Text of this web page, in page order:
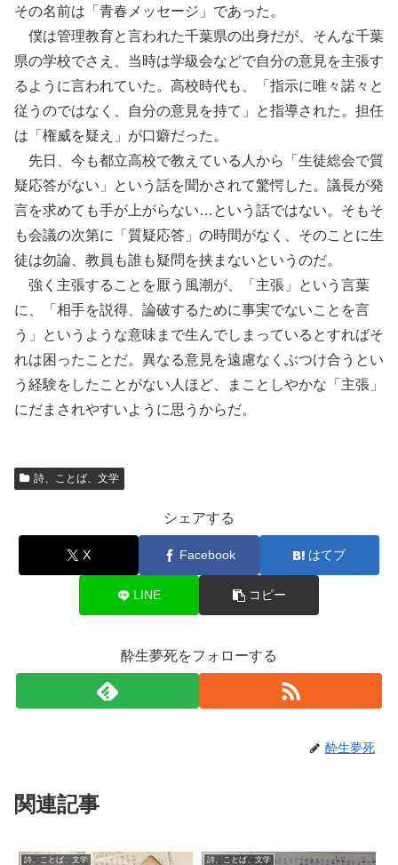
その名前は「青春メッセージ」であった。
僕は管理教育と言われた千葉県の出身だが、そんな千葉
県の学校でさえ、当時は学級会などで自分の意見を主張す
るように言われていた。高校時代も、「指示に唯々諾々と
従うのではなく、自分の意見を持て」と指導された。担任
は「権威を疑え」が口癖だった。
先日、今も都立高校で教えている人から「生徒総会で質
疑応答がない」という話を聞かされて驚愕した。議長が発
言を求めても手が上がらない…という話ではない。そもそ
も会議の次第に「質疑応答」の時間がなく、そのことに生
徒は勿論、教員も誰も疑問を挟まないというのだ。
強く主張することを厭う風潮が、「主張」という言葉
に、「相手を説得、論破するために事実でないことを言
う」というような意味まで生んでしまっているとすればそ
れは困ったことだ。異なる意見を遠慮なくぶつけ合うとい
う経験をしたことがない人ほど、まことしやかな「主張」
にだまされやすいように思うからだ。
詩、ことば、文学
シェアする
X Facebook はてブ
LINE コピー
酔生夢死をフォローする
酔生夢死
関連記事
詩、ことば、文学 詩、ことば、文学